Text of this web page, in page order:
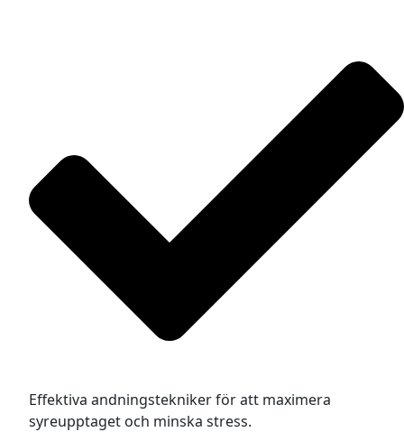
Effektiva andningstekniker för att maximera
syreupptaget och minska stress.